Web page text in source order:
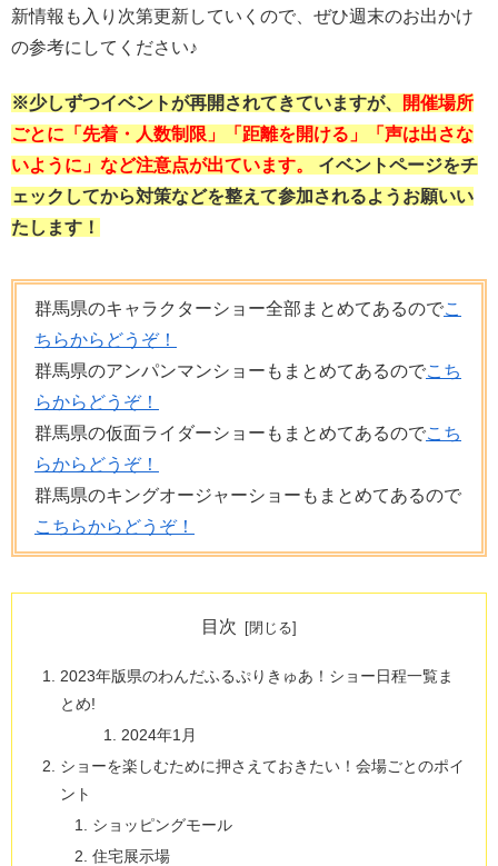
新情報も入り次第更新していくので、ぜひ週末のお出かけ
の参考にしてください♪
※少しずつイベントが再開されてきていますが、
開催場所
ごとに「先着・人数制限」「距離を開ける」「声は出さな
いように」など注意点が出ています。 イベントページをチ
ェックしてから対策などを整えて参加されるようお願いい
たします！
群馬県のキャラクターショー全部まとめてあるのでこ
ちらからどうぞ！
群馬県のアンパンマンショーもまとめてあるのでこち
らからどうぞ！
群馬県の仮面ライダーショーもまとめてあるのでこち
らからどうぞ！
群馬県のキングオージャーショーもまとめてあるので
こちらからどうぞ！
目次
2023年版県のわんだふるぷりきゅあ！ショー日程一覧ま
とめ!
2024年1月
ショーを楽しむために押さえておきたい！会場ごとのポイ
ント
ショッピングモール
住宅展示場